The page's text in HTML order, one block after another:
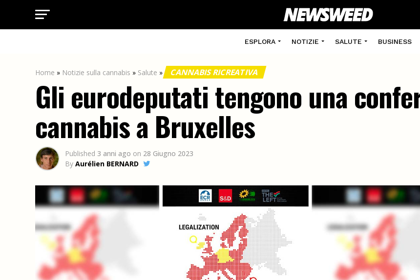
ESPLORA NOTIZIE SALUTE BUSINESS
Home » Notizie sulla cannabis » Salute » CANNABIS RICREATIVA
Gli eurodeputati tengono una
cannabis a Bruxelles
Published 3 anni ago on 28 Giugno 2023
By Aurélien BERNARD